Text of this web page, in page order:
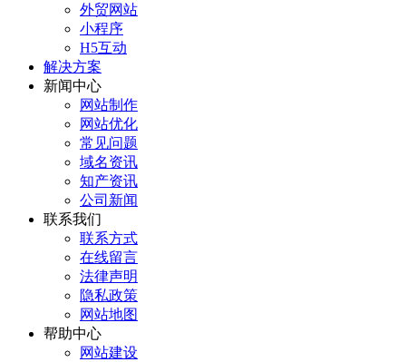
外贸网站
小程序
H5互动
解决方案
新闻中心
网站制作
网站优化
常见问题
域名资讯
知产资讯
公司新闻
联系我们
联系方式
在线留言
法律声明
隐私政策
网站地图
帮助中心
网站建设